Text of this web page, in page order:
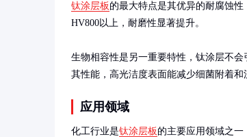
钛涂层板 的最大特点是其优异的耐腐蚀
HV800以上，耐磨性显著提升。
生物相容性是另一重要特性，钛涂层不
其性能，高光洁度表面能减少细菌附着和
应用领域
化工行业是钛涂层板 的主要应用领域之